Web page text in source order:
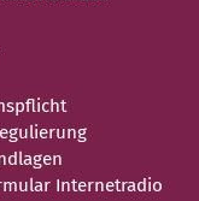
Internetradio